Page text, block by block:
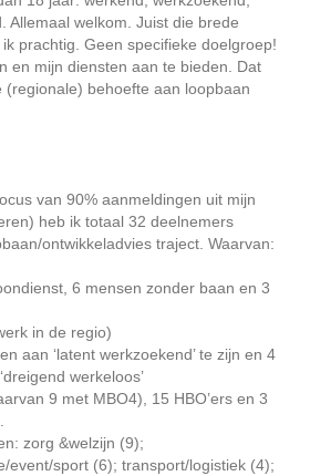
Allemaal welkom. Juist die brede
prachtig. Geen specifieke doelgroep!
en mijn diensten aan te bieden. Dat
(regionale) behoefte aan loopbaan
van 90% aanmeldingen uit mijn
heb ik totaal 32 deelnemers
ontwikkeladvies traject. Waarvan:
6 mensen zonder baan en 3
in de regio)
aan ‘latent werkzoekend’ te zijn en 4
werkeloos’
9 met MBO4), 15 HBO’ers en 3
zorg &welzijn (9);
event/sport (6); transport/logistiek (4);